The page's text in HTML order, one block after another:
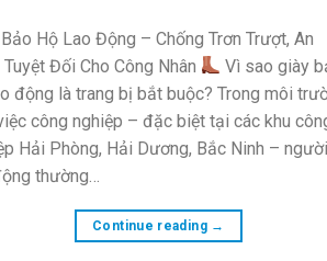
Hộ Lao Động – Chống Trơn Trượt, An
Tuyệt Đối Cho Công Nhân
Vì sao giày
động là trang bị bắt buộc? Trong môi
công nghiệp – đặc biệt tại các khu
Hải Phòng, Hải Dương, Bắc Ninh – người
thường…
Continue reading →